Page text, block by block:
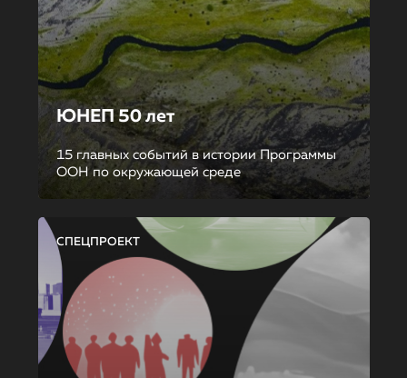
ЮНЕП 50 лет
15 главных событий в истории Программы
ООН по окружающей среде
СПЕЦПРОЕКТ